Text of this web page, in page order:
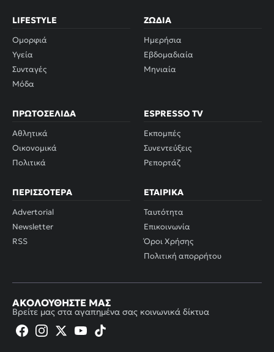
LIFESTYLE
Ομορφιά
Υγεία
Συνταγές
Μόδα
ΖΏΔΙΑ
Ημερήσια
Εβδομαδιαία
Μηνιαία
ΠΡΩΤΟΣΈΛΙΔΑ
Αθλητικά
Οικονομικά
Πολιτικά
ESPRESSO TV
Εκπομπές
Συνεντεύξεις
Ρεπορτάζ
ΠΕΡΙΣΣΌΤΕΡΑ
Advertorial
Newsletter
RSS
ΕΤΑΙΡΙΚΆ
Ταυτότητα
Επικοινωνία
Όροι Χρήσης
Πολιτική απορρήτου
ΑΚΟΛΟΥΘΉΣΤΕ ΜΑΣ
Βρείτε μας στα αγαπημένα σας κοινωνικά δίκτυα